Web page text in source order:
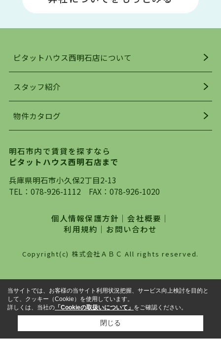
い物施設も多くあり、買い物にも困りません。
明石駅・西明石駅を中心に、明石市・神戸市西区
でお部屋探している方は、ぜひ当ＨＰにて物件を
お探しになってください。弊社は、スタッフの平
を行っており地域最大級の情報取扱量を誇ってお
ります。店頭で限られた物件をご紹介する、従来
自身でインターネットを利用し、理想のお部屋を
探していただき、選択していただいた物件情報に
対して、専門知識を持ったスタッフがサポートさ
せていただくスタイルを心がけております。私た
は、一度だけでは終わらない、お客様との末長い
お付き合いです。初めての一人暮らしから、就
職・ご結婚・売買物件の購入、などなど一生涯に
わたる、良きアドバイザーとして、地域に密着し
た営業スタイルで様々なお役立ちができればと強
わせください。
ピタットハウス西明石店について
スタッフ紹介
物件カタログ
明石市内で賃貸を探すなら
ピタットハウス西明石店まで
兵庫県明石市小久保2丁目2-13
TEL： 078-926-1112 FAX：078-926-1020
個人情報保護方針 ｜会社概要 ｜
利用規約 ｜ お問い合わせ
Copyright(c) 株式会社ＡＢＣ All rights reserved.
当サイトでは、お客様の当サイト利用状況把握、サービス向上検討を目的と
して、クッキー（Cookie）を使用しています。
詳しくは、当社の 「Cookieの取扱いについて」 をご確認ください。
閉じる